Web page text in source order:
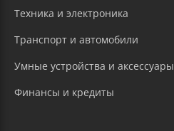
Техника и электроника
Транспорт и автомобили
Умные устройства и аксессуары
Финансы и кредиты